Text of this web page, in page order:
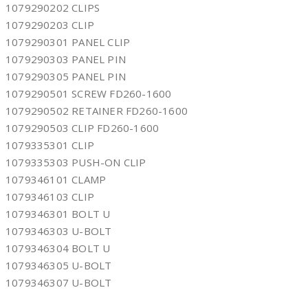
1079290202 CLIPS
1079290203 CLIP
1079290301 PANEL CLIP
1079290303 PANEL PIN
1079290305 PANEL PIN
1079290501 SCREW FD260-1600
1079290502 RETAINER FD260-1600
1079290503 CLIP FD260-1600
1079335301 CLIP
1079335303 PUSH-ON CLIP
1079346101 CLAMP
1079346103 CLIP
1079346301 BOLT U
1079346303 U-BOLT
1079346304 BOLT U
1079346305 U-BOLT
1079346307 U-BOLT